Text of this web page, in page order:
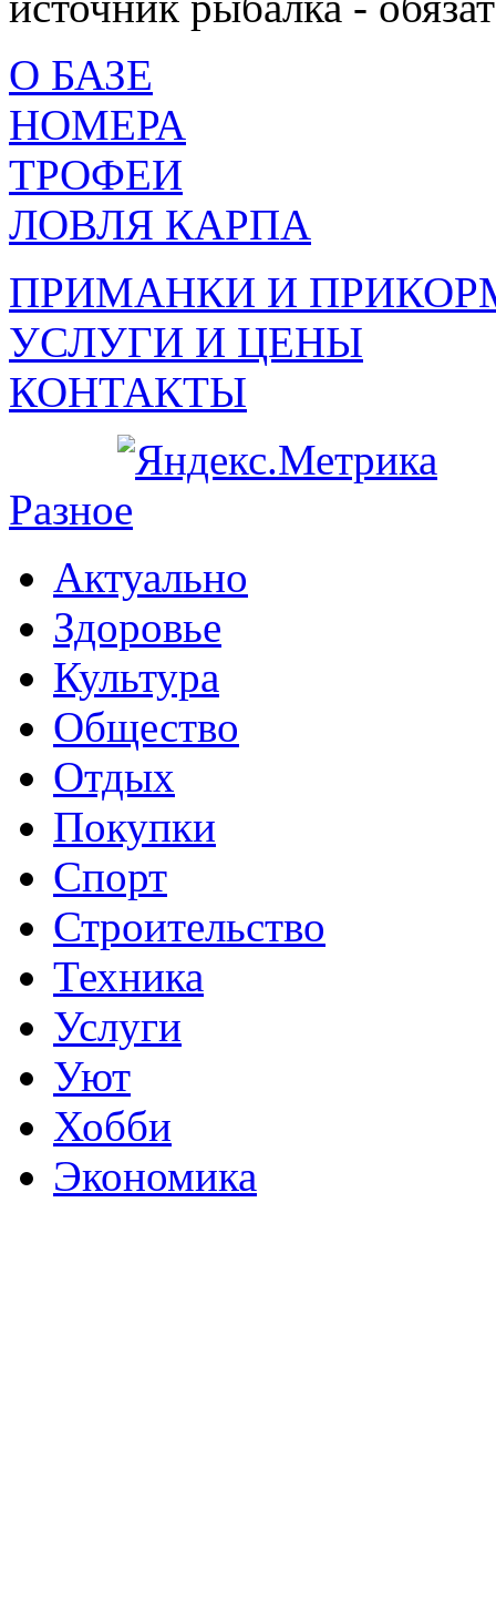
О БАЗЕ
НОМЕРА
ТРОФЕИ
ЛОВЛЯ КАРПА
ПРИМАНКИ И
УСЛУГИ И ЦЕНЫ
КОНТАКТЫ
Разное
Актуально
Здоровье
Культура
Общество
Отдых
Покупки
Спорт
Строительство
Техника
Услуги
Уют
Хобби
Экономика